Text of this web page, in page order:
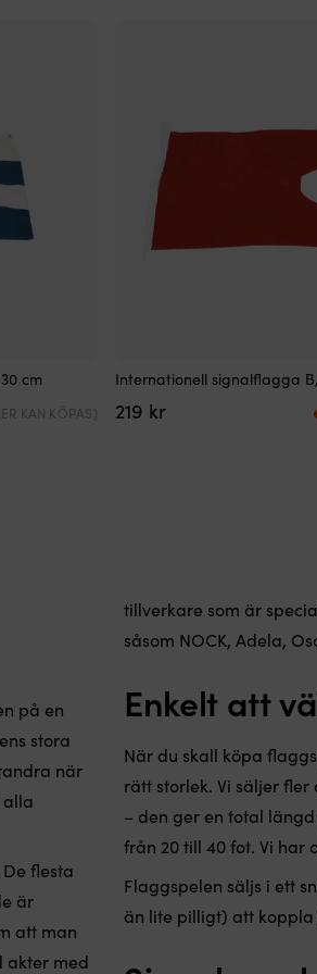
cm
KAN KÖPAS)
Internationell signalflagga
219 kr
på en
stora
när
alla
flesta
är
att man
akter med
tillverkare som är
såsom NOCK, Adela,
Enkelt att
När du skall köpa
rätt storlek. Vi säljer
– den ger en total
från 20 till 40 fot. Vi har
Flaggspelen säljs i ett
än lite pilligt) att